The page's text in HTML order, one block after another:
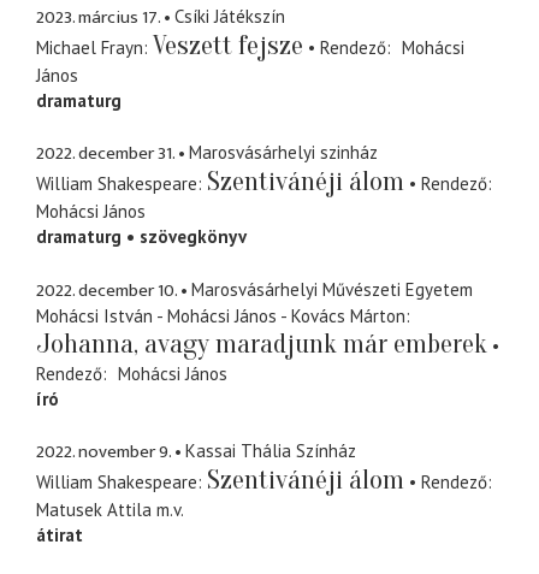
2023. március 17.
Csíki Játékszín
Michael Frayn Veszett fejsze Rendező
Mohácsi
János
dramaturg
2022. december 31.
Marosvásárhelyi szinház
William Shakespeare Szentivánéji álom
Rendező
Mohácsi János
dramaturg
szövegkönyv
2022. december 10.
Marosvásárhelyi Művészeti Egyetem
Mohácsi István - Mohácsi János - Kovács Márton
Johanna, avagy maradjunk már emberek
Rendező
Mohácsi János
író
2022. november 9.
Kassai Thália Színház
William Shakespeare Szentivánéji álom
Rendező
Matusek Attila m.v.
átirat